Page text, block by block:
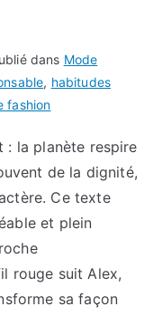
dans Mode
, habitudes
fashion
: la planète respire
de la dignité,
Ce texte
et plein
rouge suit Alex,
sa façon